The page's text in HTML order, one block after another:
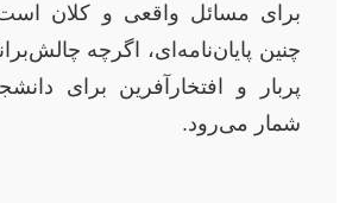
برای مسائل واقعی و کلان
چنین پایان‌نامه‌ای، اگرچه
پربار و افتخارآفرین برای
شمار می‌رود.